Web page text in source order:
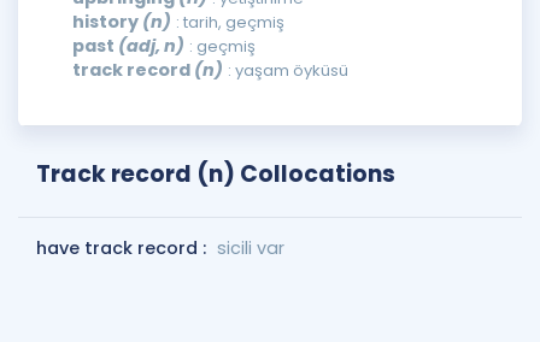
history (n) : tarih, geçmiş
past (adj, n) : geçmiş
track record (n) : yaşam öyküsü
Track record (n) Collocations
have track record : sicili var